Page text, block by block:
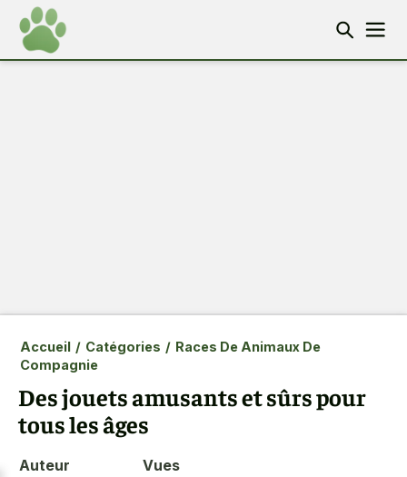
Accueil / Catégories / Races De Animaux De
Compagnie
Des jouets amusants et sûrs pour
tous les âges
Auteur
Vues